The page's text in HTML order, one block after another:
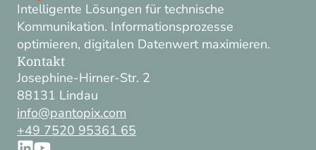
Intelligente Lösungen für technische
Kommunikation. Informationsprozesse
optimieren, digitalen Datenwert maximieren.
Kontakt
Josephine-Hirner-Str. 2
88131 Lindau
info@pantopix.com
+49 7520 95361 65